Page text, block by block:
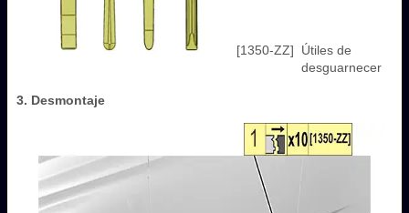
[1350-ZZ]
Útiles de
desguarnecer
3. Desmontaje